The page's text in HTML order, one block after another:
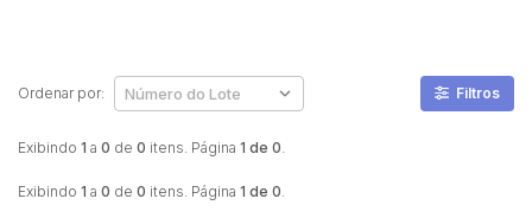
Exibindo 1 a 0 de 0 itens. Página 1 de 0.
Ordenar por: Filtros
Exibindo 1 a 0 de 0 itens. Página 1 de 0.